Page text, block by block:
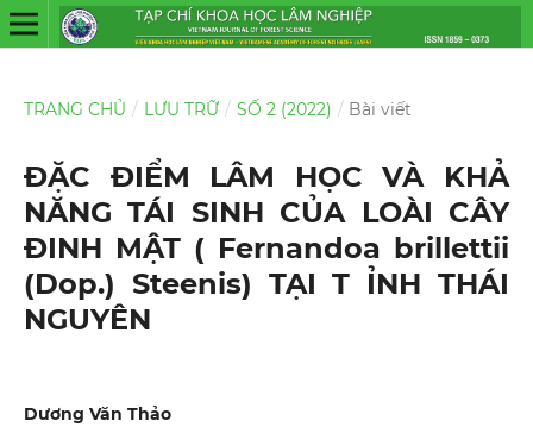
TRANG CHỦ / LƯU TRỮ / SỐ 2 (2022) / Bài viết
ĐẶC ĐIỂM LÂM HỌC VÀ KHẢ
NĂNG TÁI SINH CỦA LOÀI CÂY
ĐINH MẬT ( Fernandoa brillettii
(Dop.) Steenis) TẠI T ỈNH THÁI
NGUYÊN
Dương Văn Thảo